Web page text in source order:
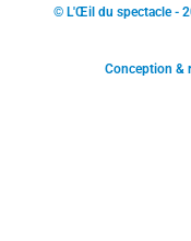
© L'Œil du spectacle -
Conception &